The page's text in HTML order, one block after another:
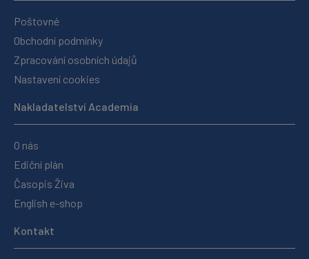
Poštovné
Obchodní podmínky
Zpracování osobních údajů
Nastavení cookies
Nakladatelství Academia
O nás
Ediční plán
Časopis Živa
English e-shop
Kontakt